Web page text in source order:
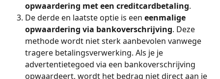
opwaardering met een creditcardbetaling.
De derde en laatste optie is een eenmalige
opwaardering via bankoverschrijving. Deze
methode wordt niet sterk aanbevolen vanwege
tragere betalingsverwerking. Als je je
advertentietegoed via een bankoverschrijving
opwaardeert, wordt het bedrag niet direct aan je